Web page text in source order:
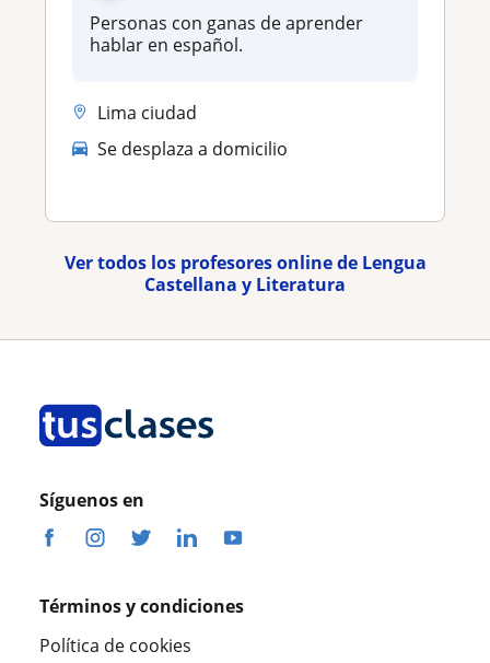
Personas con ganas de aprender
hablar en español.
Lima ciudad
Se desplaza a domicilio
Ver todos los profesores online de Lengua
Castellana y Literatura
Síguenos en
Términos y condiciones
Política de cookies